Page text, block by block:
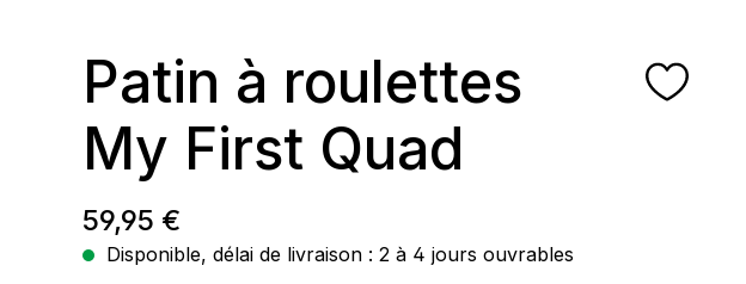
Patin à roulettes
My First Quad
Prix régulier :
59,95 €
Disponible, délai de livraison : 2 à 4 jours ouvrables